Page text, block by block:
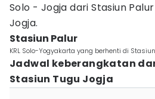
Solo - Jogja dari Stasiun
Jogja.
Stasiun Palur
KRL Solo-Yogyakarta yang berhenti di
Jadwal keberangkatan
Stasiun Tugu Jogja